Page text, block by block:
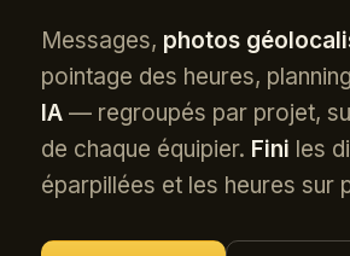
Messages, photos
pointage des heures,
IA — regroupés par projet,
de chaque équipier. Fini les
éparpillées et les heures sur